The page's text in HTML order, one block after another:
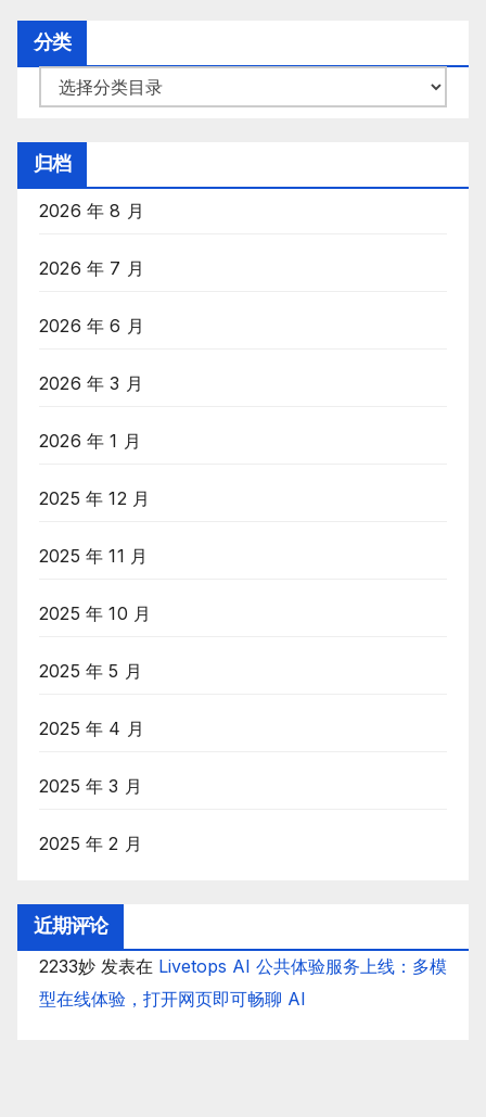
分类
类
目
录
归档
2026 年 8 月
2026 年 7 月
2026 年 6 月
2026 年 3 月
2026 年 1 月
2025 年 12 月
2025 年 11 月
2025 年 10 月
2025 年 5 月
2025 年 4 月
2025 年 3 月
2025 年 2 月
近期评论
2233妙 发表在 Livetops AI 公共体验服务上线：多模
型在线体验，打开网页即可畅聊 AI